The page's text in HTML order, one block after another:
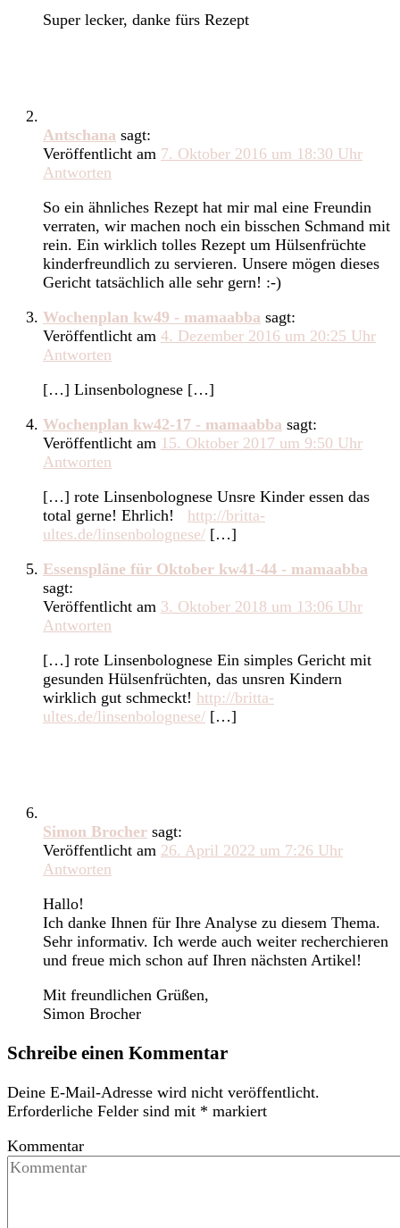
Super lecker, danke fürs Rezept
Antschana sagt:
Veröffentlicht am 7. Oktober 2016 um 18:30 Uhr
Antworten
So ein ähnliches Rezept hat mir mal eine Freundin
verraten, wir machen noch ein bisschen Schmand mit
rein. Ein wirklich tolles Rezept um Hülsenfrüchte
kinderfreundlich zu servieren. Unsere mögen dieses
Gericht tatsächlich alle sehr gern! :-)
Wochenplan kw49 - mamaabba sagt:
Veröffentlicht am 4. Dezember 2016 um 20:25 Uhr
Antworten
[…] Linsenbolognese […]
Wochenplan kw42-17 - mamaabba sagt:
Veröffentlicht am 15. Oktober 2017 um 9:50 Uhr
Antworten
[…] rote Linsenbolognese Unsre Kinder essen das
total gerne! Ehrlich! http://britta-
ultes.de/linsenbolognese/ […]
Essenspläne für Oktober kw41-44 - mamaabba
sagt:
Veröffentlicht am 3. Oktober 2018 um 13:06 Uhr
Antworten
[…] rote Linsenbolognese Ein simples Gericht mit
gesunden Hülsenfrüchten, das unsren Kindern
wirklich gut schmeckt! http://britta-
ultes.de/linsenbolognese/ […]
Simon Brocher sagt:
Veröffentlicht am 26. April 2022 um 7:26 Uhr
Antworten
Hallo!
Ich danke Ihnen für Ihre Analyse zu diesem Thema.
Sehr informativ. Ich werde auch weiter recherchieren
und freue mich schon auf Ihren nächsten Artikel!
Mit freundlichen Grüßen,
Simon Brocher
Schreibe einen Kommentar
Deine E-Mail-Adresse wird nicht veröffentlicht.
Erforderliche Felder sind mit * markiert
Kommentar